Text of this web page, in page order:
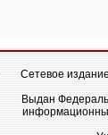
Сетевое
Выдан